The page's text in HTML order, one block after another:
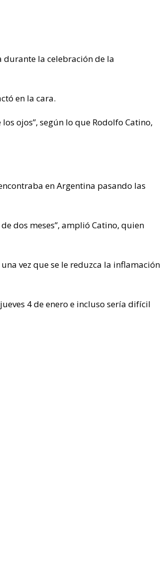
durante la celebración de la
en la cara.
ojos”, según lo que Rodolfo Catino,
en Argentina pasando las
dos meses”, amplió Catino, quien
vez que se le reduzca la inflamación
4 de enero e incluso sería difícil